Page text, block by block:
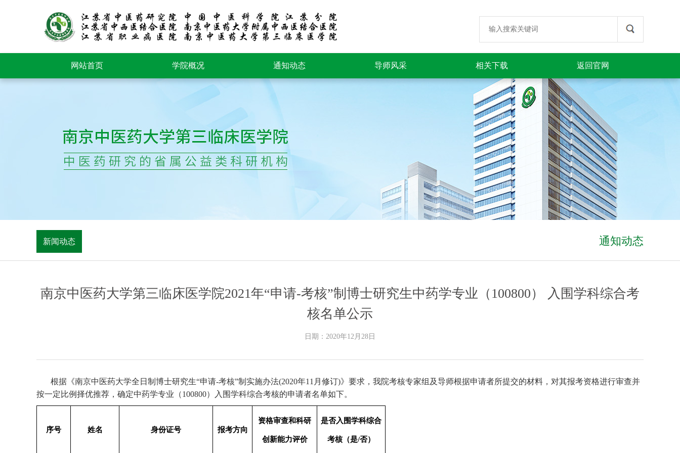
网站首页 学院概况 通知动态 导师风采 相关下载 返回官网
通知动态
新闻动态
南京中医药大学第三临床医学院2021年“申请-考核”制博士研究生中药学专业（100800） 入围学科综合考
核名单公示
日期：2020年12月28日
根据《南京中医药大学全日制博士研究生“申请-考核”制实施办法(2020年11月修订)》要求，我院考核专家组及导师根据申请者所提交的材料，对其报考资格进行审查并
按一定比例择优推荐，确定中药学专业（100800）入围学科综合考核的申请者名单如下。
序号 姓名 身份证号 报考方向
资格审查和科研
创新能力评价
是否入围学科综合
考核（是/否）